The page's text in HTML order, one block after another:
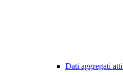
Dati aggregati